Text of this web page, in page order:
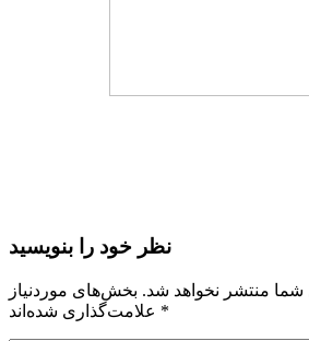
نظر خود را بنویسید
شما منتشر نخواهد شد. بخش‌های موردنیاز
*